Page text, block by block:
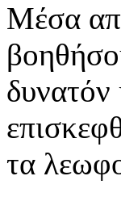
Μέσα
τα